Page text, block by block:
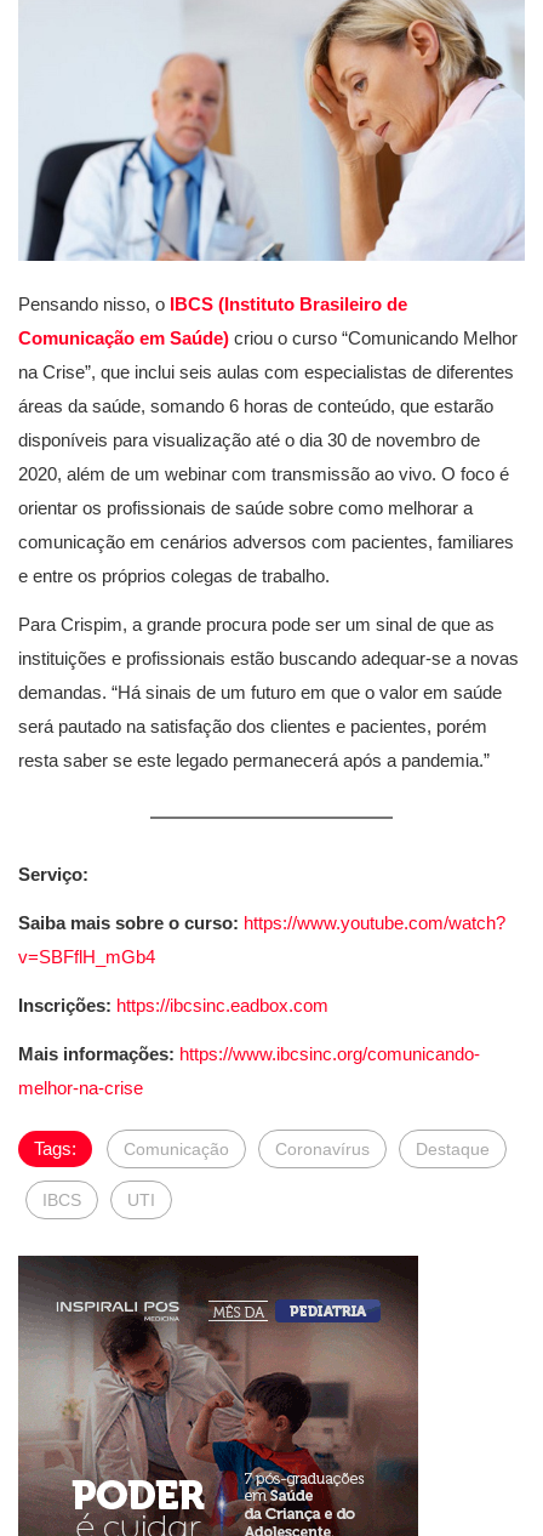
Pensando nisso, o IBCS (Instituto Brasileiro de
Comunicação em Saúde) criou o curso “Comunicando Melhor
na Crise”, que inclui seis aulas com especialistas de diferentes
áreas da saúde, somando 6 horas de conteúdo, que estarão
disponíveis para visualização até o dia 30 de novembro de
2020, além de um webinar com transmissão ao vivo. O foco é
orientar os profissionais de saúde sobre como melhorar a
comunicação em cenários adversos com pacientes, familiares
e entre os próprios colegas de trabalho.
Para Crispim, a grande procura pode ser um sinal de que as
instituições e profissionais estão buscando adequar-se a novas
demandas. “Há sinais de um futuro em que o valor em saúde
será pautado na satisfação dos clientes e pacientes, porém
resta saber se este legado permanecerá após a pandemia.”
Serviço:
Saiba mais sobre o curso: https://www.youtube.com/watch?
v=SBFflH_mGb4
Inscrições: https://ibcsinc.eadbox.com
Mais informações: https://www.ibcsinc.org/comunicando-
melhor-na-crise
Tags: Comunicação Coronavírus Destaque
IBCS UTI